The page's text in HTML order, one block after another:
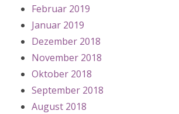
Februar 2019
Januar 2019
Dezember 2018
November 2018
Oktober 2018
September 2018
August 2018